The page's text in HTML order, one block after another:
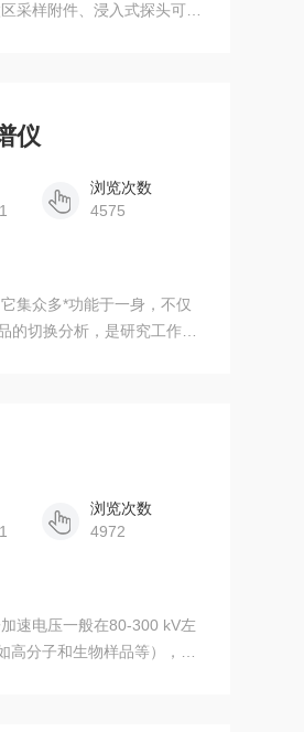
采样附件、浸入式探头可以
仪
浏览次数
4575
集众多*功能于一身，不仅
切换分析，是研究工作和
浏览次数
4972
速电压一般在80-300 kV左
分子和生物样品等），只